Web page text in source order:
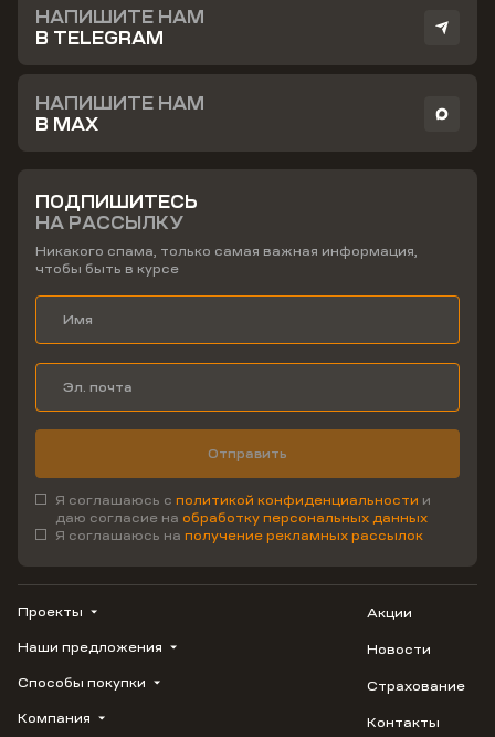
НАПИШИТЕ НАМ
В TELEGRAM
НАПИШИТЕ НАМ
В MAX
ПОДПИШИТЕСЬ
НА РАССЫЛКУ
Никакого спама, только самая важная информация,
чтобы быть в курсе
Отправить
Я соглашаюсь с политикой конфиденциальности и
даю согласие на обработку персональных данных
Я соглашаюсь на получение рекламных рассылок
Проекты
ВЕРН
1799
Наши предложения
Купить квартиру
Студию
Способы покупки
Трейд-ин
Компания
Акции
Новости
Страхование
Контакты